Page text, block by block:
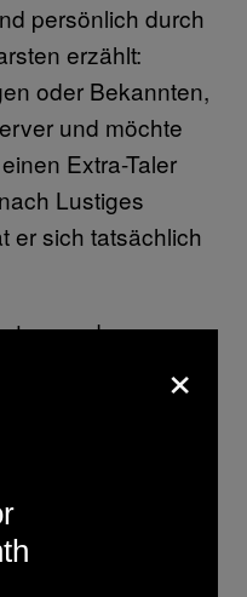
persönlich durch
erzählt:
oder Bekannten,
und möchte
Extra-Taler
Lustiges
er sich tatsächlich
und
Gebühr an—
ein Fall
ging.” Ins
×